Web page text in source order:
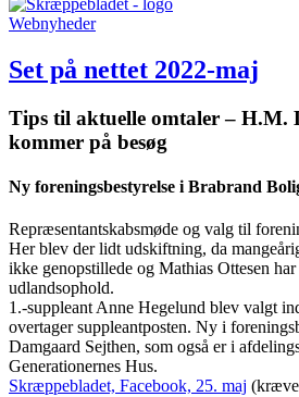
Webnyheder
Set på nettet 2022-maj
Tips til aktuelle omtaler – H.M.
kommer på besøg
Ny foreningsbestyrelse i Brabrand
Repræsentantskabsmøde og valg til
Her blev der lidt udskiftning, da
ikke genopstillede og Mathias Ottesen
udlandsophold.
1.-suppleant Anne Hegelund blev valgt
overtager suppleantposten. Ny i
Damgaard Sejthen, som også er i
Generationernes Hus.
Skræppebladet, Facebook, 25. maj